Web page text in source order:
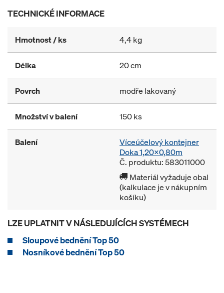
TECHNICKÉ INFORMACE
Hmotnost / ks 4,4 kg
Délka 20 cm
Povrch modře lakovaný
Množství v balení 150 ks
Balení
Víceúčelový kontejner
Doka 1,20x0,80m
Č. produktu: 583011000
Materiál vyžaduje obal
(kalkulace je v nákupním
košíku)
LZE UPLATNIT V NÁSLEDUJÍCÍCH SYSTÉMECH
Sloupové bednění Top 50
Nosníkové bednění Top 50